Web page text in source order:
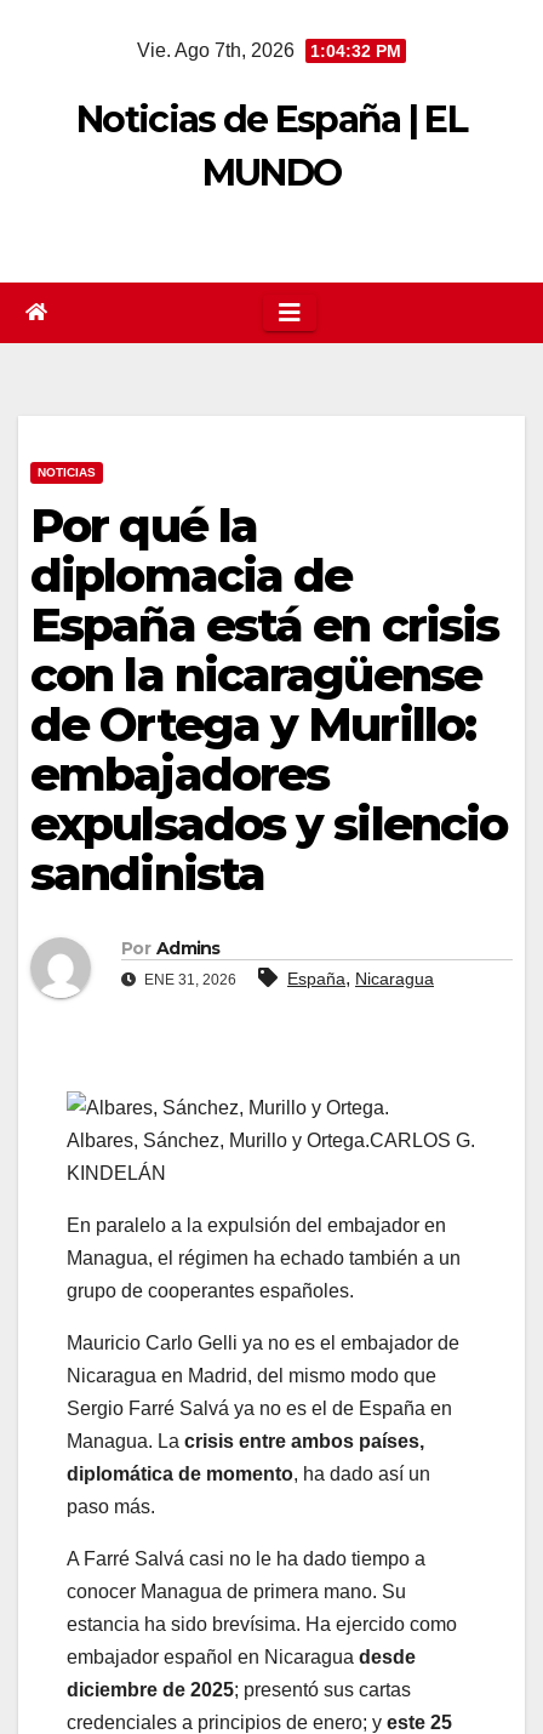
Vie. Ago 7th, 2026 1:04:33 PM
Noticias de España | EL
MUNDO
NOTICIAS
Por qué la
diplomacia de
España está en crisis
con la nicaragüense
de Ortega y Murillo:
embajadores
expulsados y silencio
sandinista
Por Admins
ENE 31, 2026 España, Nicaragua
Albares, Sánchez, Murillo y Ortega.CARLOS G.
KINDELÁN
En paralelo a la expulsión del embajador en
Managua, el régimen ha echado también a un
grupo de cooperantes españoles.
Mauricio Carlo Gelli ya no es el embajador de
Nicaragua en Madrid, del mismo modo que
Sergio Farré Salvá ya no es el de España en
Managua. La crisis entre ambos países,
diplomática de momento, ha dado así un
paso más.
A Farré Salvá casi no le ha dado tiempo a
conocer Managua de primera mano. Su
estancia ha sido brevísima. Ha ejercido como
embajador español en Nicaragua desde
diciembre de 2025; presentó sus cartas
credenciales a principios de enero; y este 25